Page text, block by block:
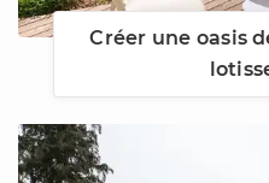
Créer une oasis